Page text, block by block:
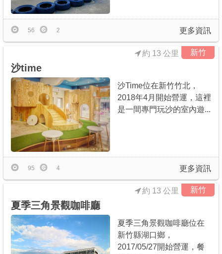
更多資訊
56 2
新竹
約 13 公里
沙time
沙Time位在新竹竹北，
2018年4月開始營運，這裡
是一間專門玩沙的室內遊...
更多資訊
95 4
新竹
約 13 公里
夏季三角景觀咖啡廳
夏季三角景觀咖啡廳位在
新竹縣湖口鄉，
2017/05/27開始營運，餐